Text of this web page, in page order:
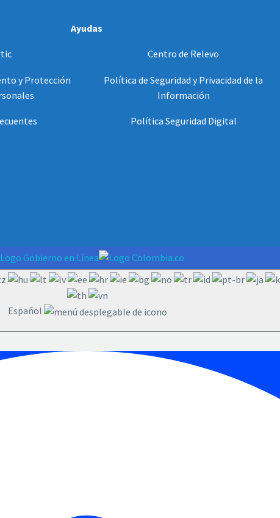
Ayudas
y Protección
Centro de Relevo
Política de Seguridad y Privacidad de la
Información
Política Seguridad Digital
Español